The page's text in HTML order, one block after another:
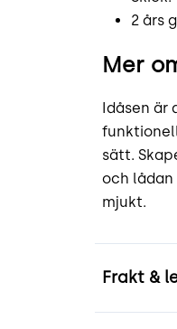
2 års
Mer
Idåsen är
sätt.
och
mjukt.
Frakt &